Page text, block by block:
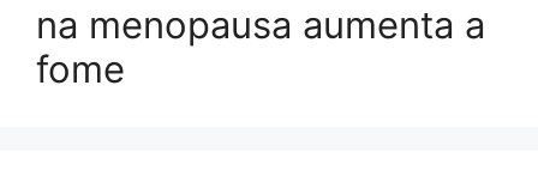
na menopausa aumenta a
fome